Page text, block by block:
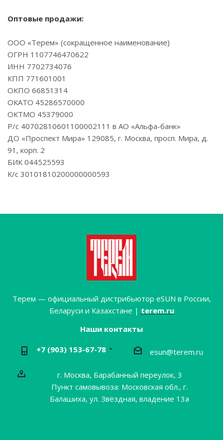
Оптовые продажи:
ООО «Терем» (сокращенное наименование)
ОГРН 1107746470622
ИНН 7702734076
КПП 771601001
ОКПО 66851314
ОКАТО 45286570000
ОКТМО 45379000
Р/с 40702810601100002111 в АО «Альфа-банк»
ДО «Проспект Мира» 129085, г. Москва, просп. Мира, д.
91, корп. 2
БИК 044525593
К/с 30101810200000000593
Терем — официальный дистрибьютор eSUN в России,
Беларуси и Казахстане | terem.ru
Наши контакты
+7 (903) 153-67-78 esun@terem.ru
г. Москва, Барабанный переулок, 3
Пункт самовывоза: Московская обл., г.
Балашиха, ул. Звёздная, владение 13а